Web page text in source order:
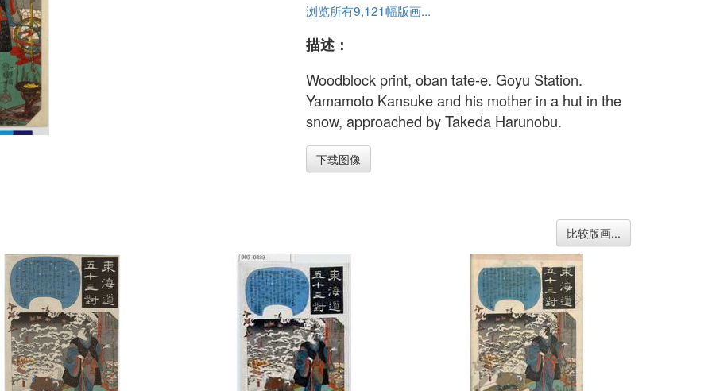
浏览所有9,121幅版画...
描述：
Woodblock print, oban tate-e. Goyu Station.
Yamamoto Kansuke and his mother in a hut in the
snow, approached by Takeda Harunobu.
下载图像
比较版画...